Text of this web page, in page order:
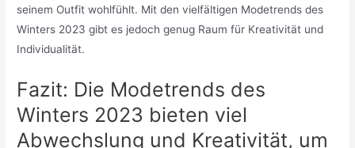
seinem Outfit wohlfühlt. Mit den vielfältigen Modetrends des
Winters 2023 gibt es jedoch genug Raum für Kreativität und
Individualität.
Fazit: Die Modetrends des
Winters 2023 bieten viel
Abwechslung und Kreativität, um